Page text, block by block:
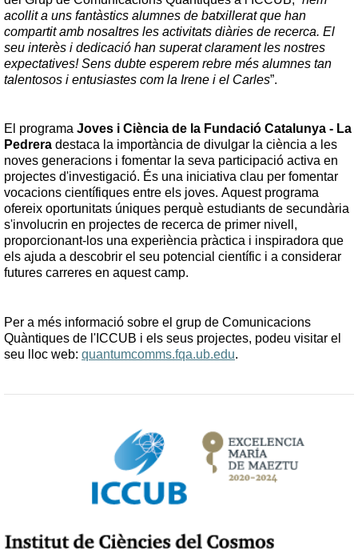
acollit a uns fantàstics alumnes de batxillerat que han
compartit amb nosaltres les activitats diàries de recerca. El
seu interès i dedicació han superat clarament les nostres
expectatives! Sens dubte esperem rebre més alumnes tan
talentosos i entusiastes com la Irene i el Carles”.
El programa Joves i Ciència de la Fundació Catalunya - La
Pedrera destaca la importància de divulgar la ciència a les
noves generacions i fomentar la seva participació activa en
projectes d'investigació. És una iniciativa clau per fomentar
vocacions científiques entre els joves. Aquest programa
ofereix oportunitats úniques perquè estudiants de secundària
s'involucrin en projectes de recerca de primer nivell,
proporcionant-los una experiència pràctica i inspiradora que
els ajuda a descobrir el seu potencial científic i a considerar
futures carreres en aquest camp.
Per a més informació sobre el grup de Comunicacions
Quàntiques de l'ICCUB i els seus projectes, podeu visitar el
seu lloc web: quantumcomms.fqa.ub.edu.